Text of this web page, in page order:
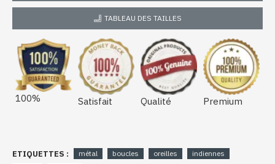
TABLEAU DES TAILLES
100% Satisfait Qualité Premium
ETIQUETTES : métal boucles oreilles
indiennes